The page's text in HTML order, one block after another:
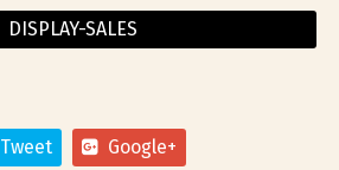
DISPLAY-SALES
Tweet Google+